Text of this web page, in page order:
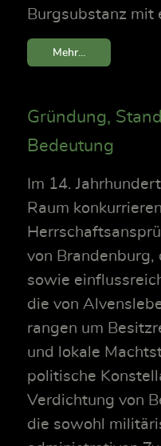
Burgsubstanz mit
Mehr...
Gründung,
Bedeutung
Im 14.
Raum
von
sowie
die von
rangen um
und lokale
politische
Verdichtung von
die sowohl